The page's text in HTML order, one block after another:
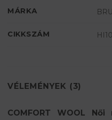
MÁRKA
CIKKSZÁM
VÉLEMÉNYEK (3)
COMFORT WOOL